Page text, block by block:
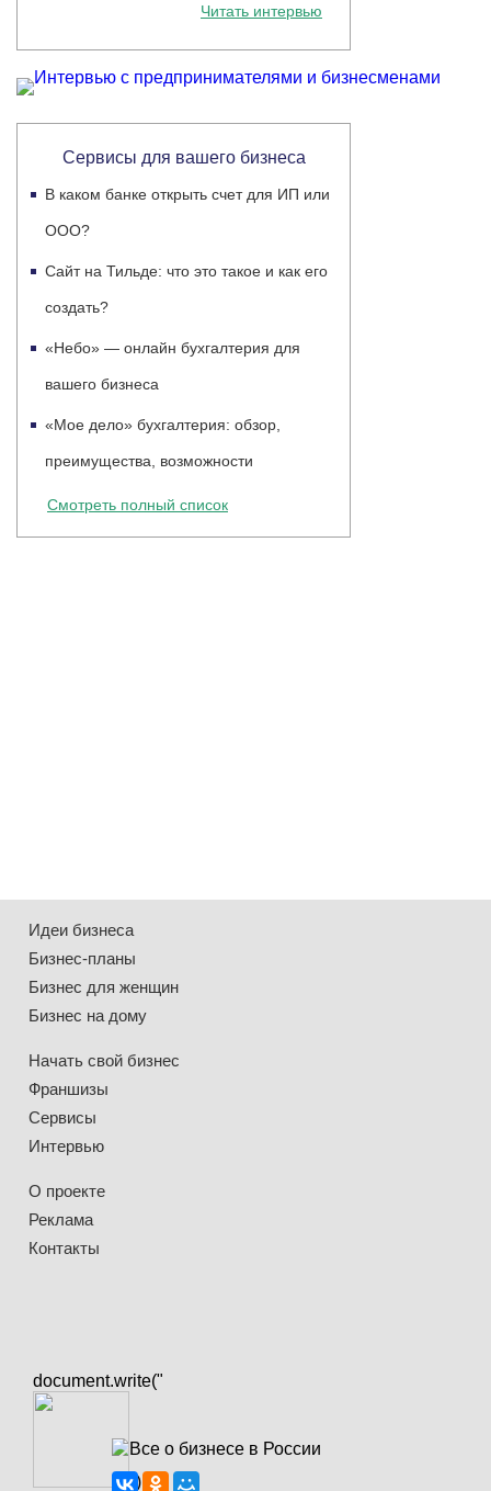
Читать интервью
Сервисы для вашего бизнеса
В каком банке открыть счет для ИП или
ООО?
Сайт на Тильде: что это такое и как его
создать?
«Небо» — онлайн бухгалтерия для
вашего бизнеса
«Мое дело» бухгалтерия: обзор,
преимущества, возможности
Смотреть полный список
Идеи бизнеса
Бизнес-планы
Бизнес для женщин
Бизнес на дому
Начать свой бизнес
Франшизы
Сервисы
Интервью
О проекте
Реклама
Контакты
document.write("
")